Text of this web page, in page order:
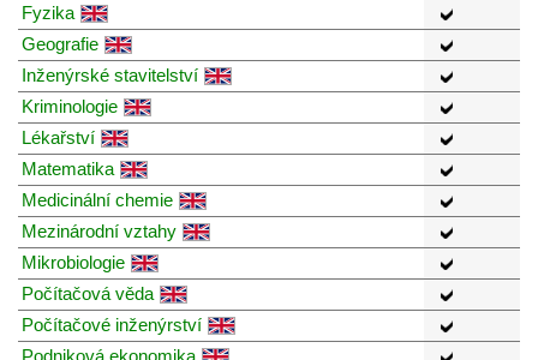
Fyzika
Geografie
Inženýrské stavitelství
Kriminologie
Lékařství
Matematika
Medicinální chemie
Mezinárodní vztahy
Mikrobiologie
Počítačová věda
Počítačové inženýrství
Podniková ekonomika